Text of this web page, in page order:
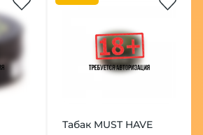
Табак MUST HAVE